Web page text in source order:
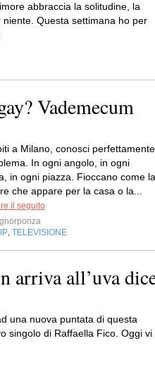
abbraccia la solitudine, la
Questa settimana ho per
Vademecum
a Milano, conosci perfettamente
In ogni angolo, in ogni
in ogni piazza. Fioccano come la
che appare per la casa o la...
il seguito
TELEVISIONE
arriva all’uva
una nuova puntata di questa
singolo di Raffaella Fico. Oggi vi